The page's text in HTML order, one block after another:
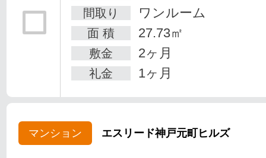
間取り
ワンルーム
面 積 27.73㎡
敷金 2ヶ月
礼金 1ヶ月
マンション エスリード神戸元町ヒルズ